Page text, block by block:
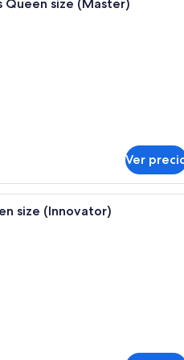
Queen size (Master)
Ver
Una sala moderna con sofá,
size (Innovator)